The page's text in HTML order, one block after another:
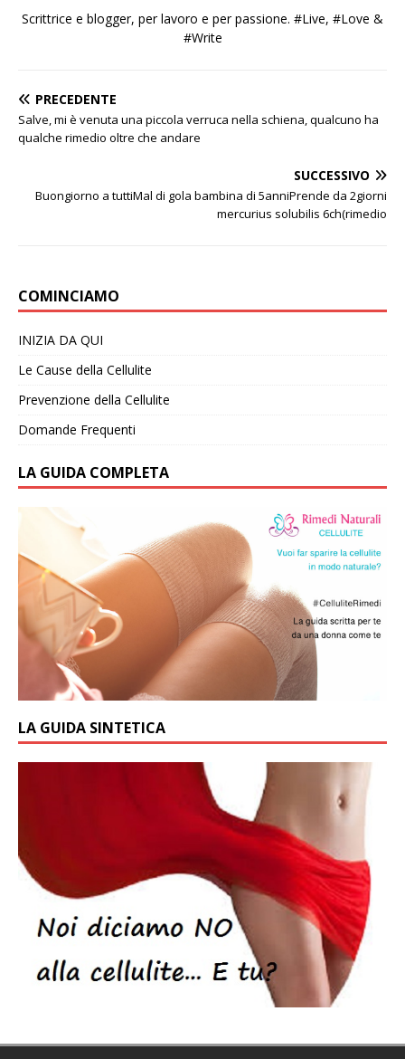
Scrittrice e blogger, per lavoro e per passione. #Live, #Love &
#Write
PRECEDENTE
Salve, mi è venuta una piccola verruca nella schiena, qualcuno ha
qualche rimedio oltre che andare
SUCCESSIVO
Buongiorno a tuttiMal di gola bambina di 5anniPrende da 2giorni
mercurius solubilis 6ch(rimedio
COMINCIAMO
INIZIA DA QUI
Le Cause della Cellulite
Prevenzione della Cellulite
Domande Frequenti
LA GUIDA COMPLETA
LA GUIDA SINTETICA